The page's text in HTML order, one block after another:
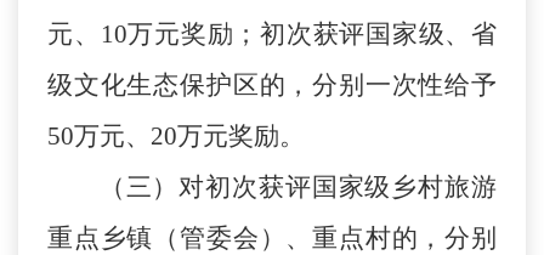
元、
10万元奖励；初次获评国家级、省
级文化生态保护区的，分别一次性给予
50万元、 20万元奖励。
（三）对初次获评国家级乡村旅游
重点 乡镇（管委会） 、重点村的，分别